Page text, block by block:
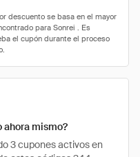
ahora mismo?
3 cupones activos en